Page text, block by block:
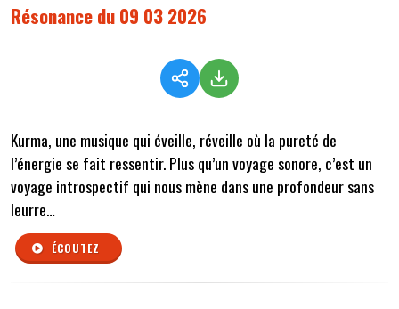
Résonance du 09 03 2026
Kurma, une musique qui éveille, réveille où la pureté de
l’énergie se fait ressentir. Plus qu’un voyage sonore, c’est un
voyage introspectif qui nous mène dans une profondeur sans
leurre…
ÉCOUTEZ